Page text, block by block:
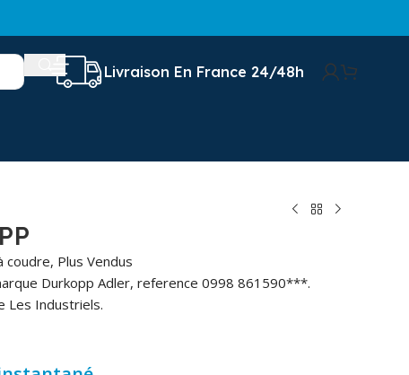
Livraison En France 24/48h
coudre, Plus Vendus
Durkopp Adler, reference 0998 861590***.
Les Industriels.